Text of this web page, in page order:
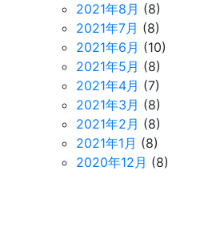
2021年8月 (8)
2021年7月 (8)
2021年6月 (10)
2021年5月 (8)
2021年4月 (7)
2021年3月 (8)
2021年2月 (8)
2021年1月 (8)
2020年12月 (8)